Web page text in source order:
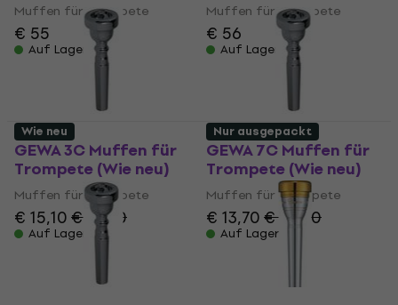
Muffen für Trompete
€ 55
Auf Lager
Muffen für Trompete
€ 56
Auf Lager
GEWA 3C Muffen für
Trompete (Wie neu)
Muffen für Trompete
€ 15,10€ 16,30
Auf Lager
GEWA 7C Muffen für
Trompete (Wie neu)
Muffen für Trompete
€ 13,70€ 14,60
Auf Lager
Wie neu Nur ausgepackt